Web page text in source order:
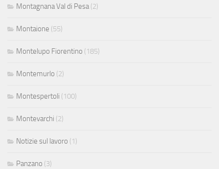
Montagnana Val di Pesa(2)
Montaione (55)
Montelupo Fiorentino (185)
Montemurlo (2)
Montespertoli (100)
Montevarchi (2)
Notizie sul lavoro (1)
Panzano (3)